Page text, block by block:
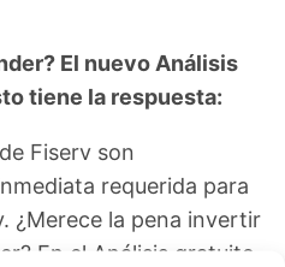
El nuevo Análisis
tiene la respuesta:
Fiserv son
requerida para
¿Merece la pena invertir
En el Análisis gratuito